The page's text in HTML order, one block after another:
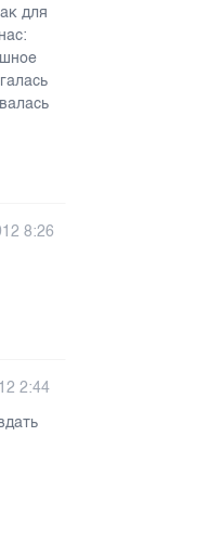
для
8:26
2:44